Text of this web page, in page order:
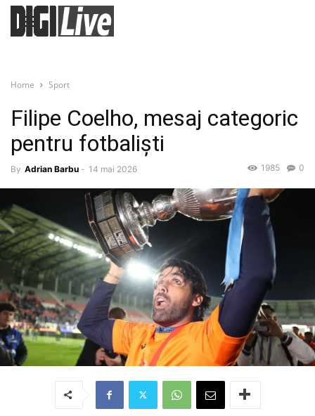
Home Sport
Filipe Coelho, mesaj categoric
pentru fotbaliști
By Adrian Barbu - 14 mai 2026 0
1985